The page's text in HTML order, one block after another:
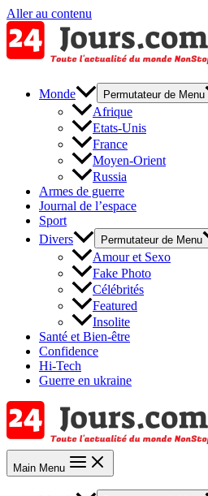
Aller au contenu
Monde Permutateur de Menu
Afrique
Etats-Unis
France
Moyen-Orient
Russia
Armes de guerre
Journal de l’espace
Sport
Divers
Permutateur de Menu
Amour et Sexo
Fake Photo
Célébrités
Featured
Insolite
Santé et Bien-être
Confidence
Hi-Tech
Guerre en ukraine
Main Menu